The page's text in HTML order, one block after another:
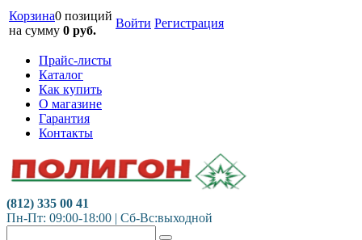
Корзина0 позиций
на сумму 0 руб.
Войти Регистрация
Прайс-листы
Каталог
Как купить
О магазине
Гарантия
Контакты
(812) 335 00 41
Пн-Пт: 09:00-18:00 | Сб-Вс:выходной